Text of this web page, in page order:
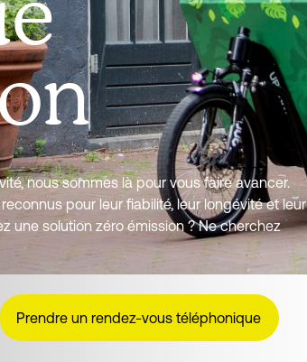
nous sommes là pour vous faire avancer.
pour leur fiabilité, leur longévité et leur
une solution zéro émission ? Ne cherchez
Prendre un rendez-vous téléphonique